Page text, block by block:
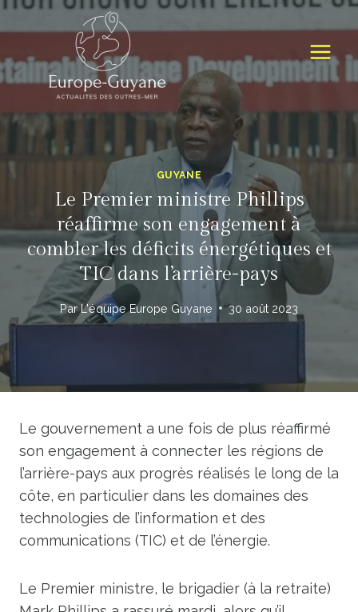
Skip
to
content
GUYANE
Le Premier ministre Phillips
réaffirme son engagement à
combler les déficits énergétiques et
TIC dans l’arrière-pays
ParL'équipe Europe Guyane 30 août 2023
Le gouvernement a une fois de plus réaffirmé
son engagement à connecter les régions de
l’arrière-pays aux progrès réalisés le long de la
côte, en particulier dans les domaines des
technologies de l’information et des
communications (TIC) et de l’énergie.
Le Premier ministre, le brigadier (à la retraite)